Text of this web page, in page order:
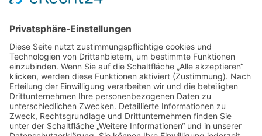
Wir benötigen Ihre Zustimmung, um den
Google Maps-Service zu laden!
Wir verwenden einen Service eines
Drittanbieters, um Karteninhalte einzubetten.
Dieser Service kann Daten zu Ihren Aktivitäten
sammeln. Bitte lesen Sie die Details durch und
stimmen Sie der Nutzung des Service zu, um